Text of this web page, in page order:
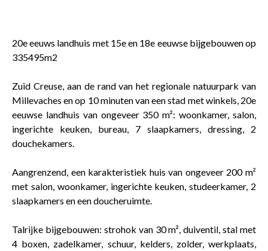
20e eeuws landhuis met 15e en 18e eeuwse bijgebouwen op
335495m2
Zuid Creuse, aan de rand van het regionale natuurpark van
Millevaches en op 10 minuten van een stad met winkels, 20e
eeuwse landhuis van ongeveer 350 m²: woonkamer, salon,
ingerichte keuken, bureau, 7 slaapkamers, dressing, 2
douchekamers.
Aangrenzend, een karakteristiek huis van ongeveer 200 m²
met salon, woonkamer, ingerichte keuken, studeerkamer, 2
slaapkamers en een doucheruimte.
Talrijke bijgebouwen: strohok van 30 m², duiventil, stal met
4 boxen, zadelkamer, schuur, kelders, zolder, werkplaats,